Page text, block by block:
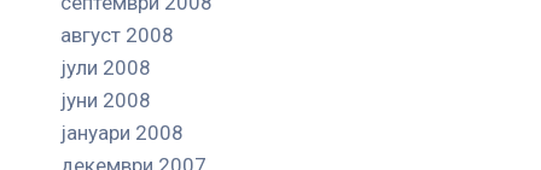
август 2008
јули 2008
јуни 2008
јануари 2008
декември 2007